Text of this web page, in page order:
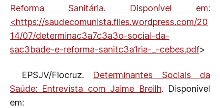
Reforma Sanitária. Disponível em:
<https://saudecomunista.files.wordpress.com/20
14/07/determinac3a7c3a3o-social-da-
sac3bade-e-reforma-sanitc3a1ria-_-cebes.pdf>
EPSJV/Fiocruz. Determinantes Sociais da
Saúde: Entrevista com Jaime Breilh. Disponível
em: